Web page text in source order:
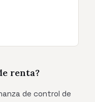
renta?
de control de